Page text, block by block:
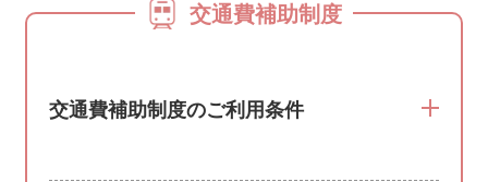
交通費補助制度
交通費補助制度のご利用条件